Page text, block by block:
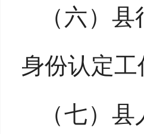
（六）
身份认定工
（七）